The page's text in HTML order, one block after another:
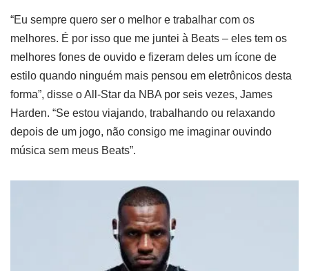
“Eu sempre quero ser o melhor e trabalhar com os
melhores. É por isso que me juntei à Beats – eles tem os
melhores fones de ouvido e fizeram deles um ícone de
estilo quando ninguém mais pensou em eletrônicos desta
forma”, disse o All-Star da NBA por seis vezes, James
Harden. “Se estou viajando, trabalhando ou relaxando
depois de um jogo, não consigo me imaginar ouvindo
música sem meus Beats”.